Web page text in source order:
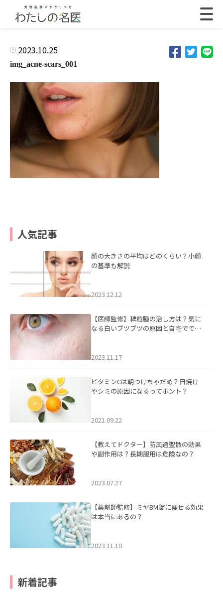
2023.10.25
img_acne-scars_001
人気記事
顔の大きさの平均はどのくらい？小顔
の基準も解説
2023.12.12
【医師監修】稗粒腫の治し方は？気に
なる白いブツブツの原因と自宅ででき
2023.11.17
ビタミンCは朝つけちゃだめ？日焼け
やシミの原因になるってホント？
2021.09.22
【教えてドクター】防風通聖散の効果
や副作用は？長期服用は危険なの？
2023.07.27
【薬剤師監修】ミヤBM錠に痩せる効果
は本当にあるの？
2023.11.10
新着記事